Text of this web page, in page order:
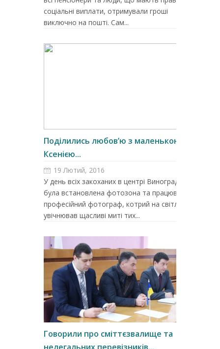
соціальні виплати, отримували гроші
виключно на пошті. Сам...
Поділились любов’ю з маленькою
Ксенією...
19 Лютий, 2016
У день всіх закоханих в центрі Виноградова
була встановлена фотозона та працював
професійний фотограф, котрий на світлинах
увічнював щасливі миті тих...
Говорили про сміттєзвалище та